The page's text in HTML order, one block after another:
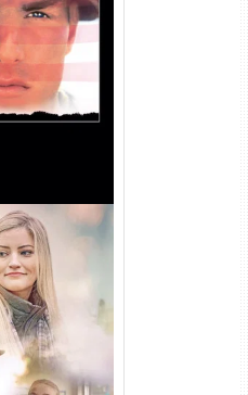
4 de Julho
DL 1080p
para Recordar
DL 1080p
Áudio